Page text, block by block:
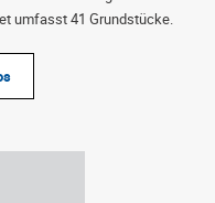
umfasst 41 Grundstücke.